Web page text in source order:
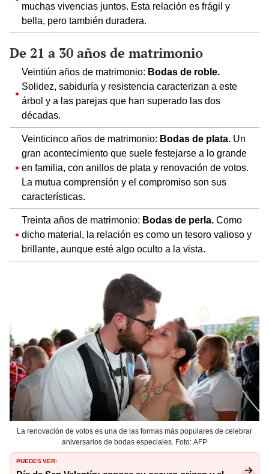
muchas vivencias juntos. Esta relación es frágil y
bella, pero también duradera.
De 21 a 30 años de matrimonio
Veintiún años de matrimonio: Bodas de roble.
Solidez, sabiduría y resistencia caracterizan a este
árbol y a las parejas que han superado las dos
décadas.
Veinticinco años de matrimonio: Bodas de plata. Un
gran acontecimiento que suele festejarse a lo grande
en familia, con anillos de plata y renovación de votos.
La mutua comprensión y el compromiso son sus
características.
Treinta años de matrimonio: Bodas de perla. Como
dicho material, la relación es como un tesoro valioso y
brillante, aunque esté algo oculto a la vista.
La renovación de votos es una de las formas más populares de celebrar
aniversarios de bodas especiales. Foto: AFP
PUEDES VER: